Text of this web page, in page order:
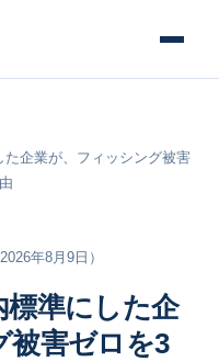
企業が、フィッシング被害
年8月9日）
準にした企
被害ゼロを3